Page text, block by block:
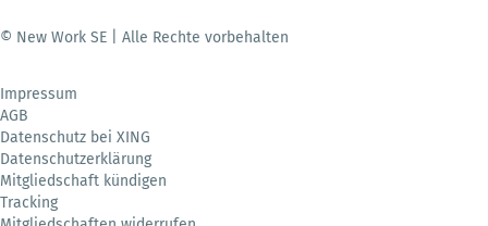
© New Work SE | Alle Rechte vorbehalten
Impressum
AGB
Datenschutz bei XING
Datenschutzerklärung
Mitgliedschaft kündigen
Tracking